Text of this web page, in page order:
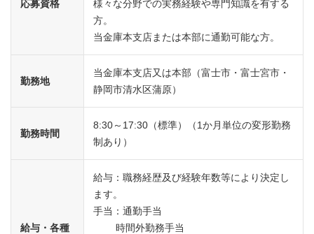
応募資格
様々な分野での実務経験や専門知識を有する
方。
当金庫本支店または本部に通勤可能な方。
勤務地
当金庫本支店又は本部（富士市・富士宮市・
静岡市清水区蒲原）
勤務時間
8:30～17:30（標準）（1か月単位の変形勤務
制あり）
給与・各種
給与：職務経歴及び経験年数等により決定し
ます。
手当：通勤手当
時間外勤務手当